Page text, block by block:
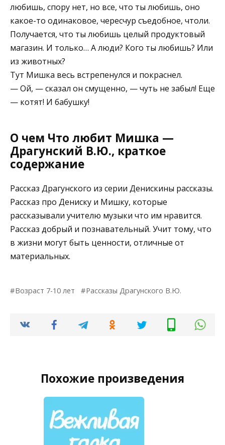
любишь, спору нет, но все, что ты любишь, оно
какое-то одинаковое, чересчур съедобное, чтоли.
Получается, что ты любишь целый продуктовый
магазин. И только… А люди? Кого ты любишь? Или
из животных?
Тут Мишка весь встрепенулся и покраснел.
— Ой, — сказал он смущенно, — чуть не забыл! Еще
— котят! И бабушку!
О чем Что любит Мишка —
Драгунский В.Ю., краткое
содержание
Рассказ Драгунского из серии Денискины рассказы.
Рассказ про Дениску и Мишку, которые
рассказывали учителю музыки что им нравится.
Рассказ добрый и познавательный. Учит тому, что
в жизни могут быть ценности, отличные от
материальных.
Возраст 7-10 лет Рассказы Драгунского В.Ю.
Похожие произведения